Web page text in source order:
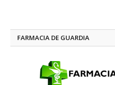
FARMACIA DE GUARDIA